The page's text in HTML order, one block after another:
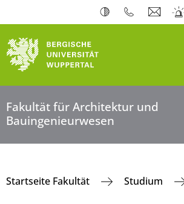
Fakultät für Architektur und
Bauingenieurwesen
Startseite Fakultät Studium